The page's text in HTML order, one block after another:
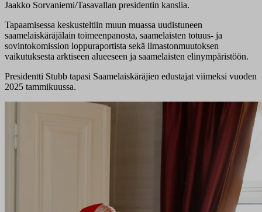
Jaakko Sorvaniemi/Tasavallan presidentin kanslia.
Tapaamisessa keskusteltiin muun muassa uudistuneen
saamelaiskäräjälain toimeenpanosta, saamelaisten totuus- ja
sovintokomission loppuraportista sekä ilmastonmuutoksen
vaikutuksesta arktiseen alueeseen ja saamelaisten elinympäristöön.
Presidentti Stubb tapasi Saamelaiskäräjien edustajat viimeksi vuoden
2025 tammikuussa.